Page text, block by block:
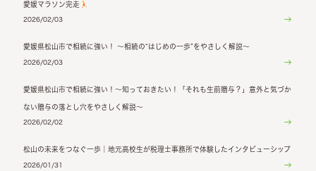
愛媛マラソン完走
2026/02/03
愛媛県松山市で相続に強い！ ～相続の“はじめの一歩”をやさしく解説～
2026/02/03
愛媛県松山市で相続に強い！～知っておきたい！「それも生前贈与？」意外と気づか
ない贈与の落とし穴をやさしく解説～
2026/02/02
松山の未来をつなぐ一歩｜地元高校生が税理士事務所で体験したインタビューシップ
2026/01/31